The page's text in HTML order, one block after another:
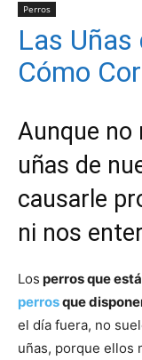
Perros
Las Uñas
Cómo
Aunque no
uñas de
causarle
ni nos
Los perros que
perrosque
el día fuera, no
uñas, porque ellos